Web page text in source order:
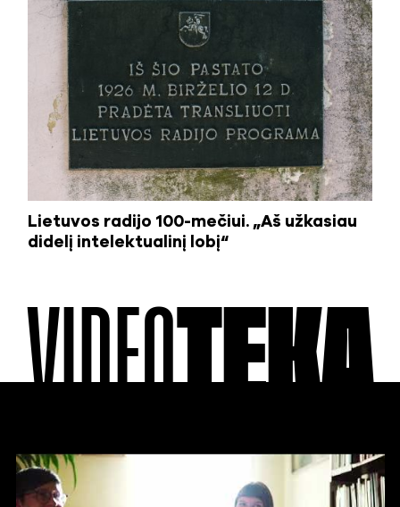
Lietuvos radijo 100-mečiui. „Aš užkasiau
didelį intelektualinį lobį“
VIDEOTEKA